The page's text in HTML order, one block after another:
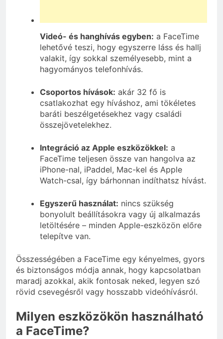
Videó- és hanghívás egyben: a FaceTime
lehetővé teszi, hogy egyszerre láss és hallj
valakit, így sokkal személyesebb, mint a
hagyományos telefonhívás.
Csoportos hívások: akár 32 fő is
csatlakozhat egy híváshoz, ami tökéletes
baráti beszélgetésekhez vagy családi
összejövetelekhez.
Integráció az Apple eszközökkel: a
FaceTime teljesen össze van hangolva az
iPhone-nal, iPaddel, Mac-kel és Apple
Watch-csal, így bárhonnan indíthatsz hívást.
Egyszerű használat: nincs szükség
bonyolult beállításokra vagy új alkalmazás
letöltésére – minden Apple-eszközön előre
telepítve van.
Összességében a FaceTime egy kényelmes, gyors
és biztonságos módja annak, hogy kapcsolatban
maradj azokkal, akik fontosak neked, legyen szó
rövid csevegésről vagy hosszabb videóhívásról.
Milyen eszközökön használható
a FaceTime?